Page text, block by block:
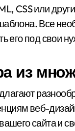
CSS или
Все
его под свои
из
веб-
сайта и